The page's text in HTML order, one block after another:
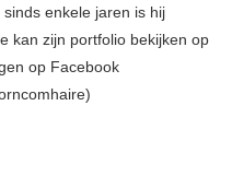
enkele jaren is hij
kan zijn portfolio bekijken op
op Facebook